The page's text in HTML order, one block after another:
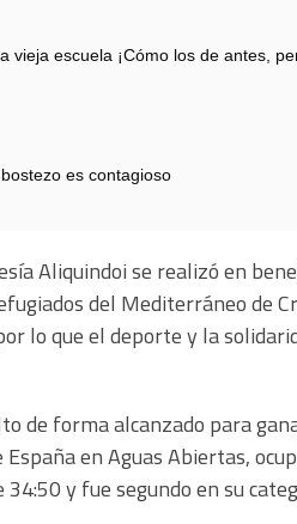
vieja escuela ¡Cómo los de antes,
es contagioso
Aliquindoi se realizó en
del Mediterráneo de
lo que el deporte y la
de forma alcanzado para
en Aguas Abiertas,
y fue segundo en su